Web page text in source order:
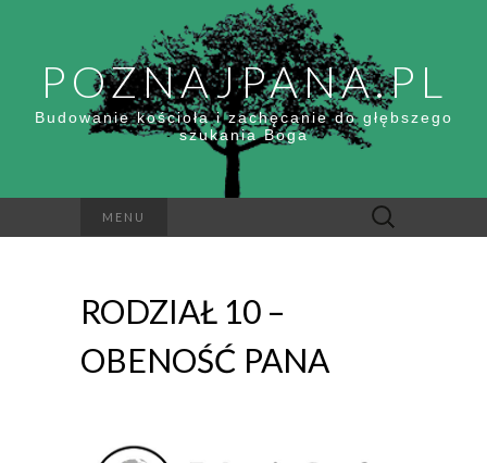
POZNAJPANA.PL
Budowanie kościoła i zachęcanie do głębszego
szukania Boga
MENU Szukaj:
RODZIAŁ 10 –
OBENOŚĆ PANA